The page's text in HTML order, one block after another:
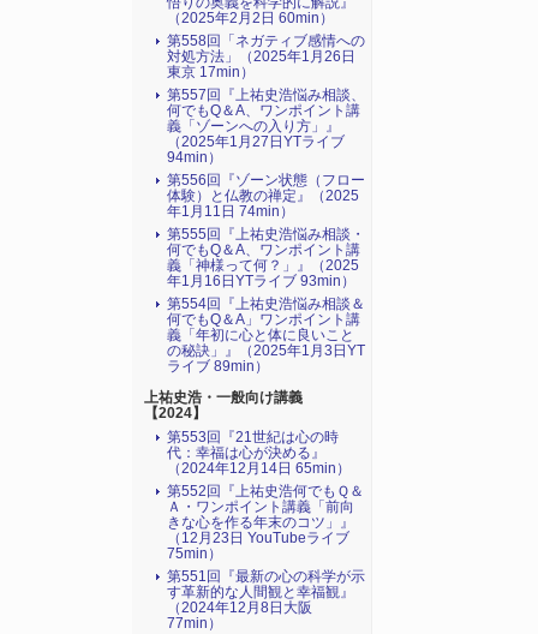
（2025年2月2日 60min）
第558回「ネガティブ感情への
対処方法」（2025年1月26日
東京 17min）
第557回『上祐史浩悩み相談、
何でもQ＆A、ワンポイント講
義「ゾーンへの入り方」』
（2025年1月27日YTライブ
94min）
第556回『ゾーン状態（フロー
体験）と仏教の禅定』（2025
年1月11日 74min）
第555回『上祐史浩悩み相談・
何でもQ＆A、ワンポイント講
義「神様って何？」』（2025
年1月16日YTライブ 93min）
第554回『上祐史浩悩み相談＆
何でもQ＆A」ワンポイント講
義「年初に心と体に良いこと
の秘訣」』（2025年1月3日YT
ライブ 89min）
上祐史浩・一般向け講義
【2024】
第553回『21世紀は心の時
代：幸福は心が決める』
（2024年12月14日 65min）
第552回『上祐史浩何でもＱ＆
Ａ・ワンポイント講義「前向
きな心を作る年末のコツ」』
（12月23日 YouTubeライブ
75min）
第551回『最新の心の科学が示
す革新的な人間観と幸福観』
（2024年12月8日大阪
77min）